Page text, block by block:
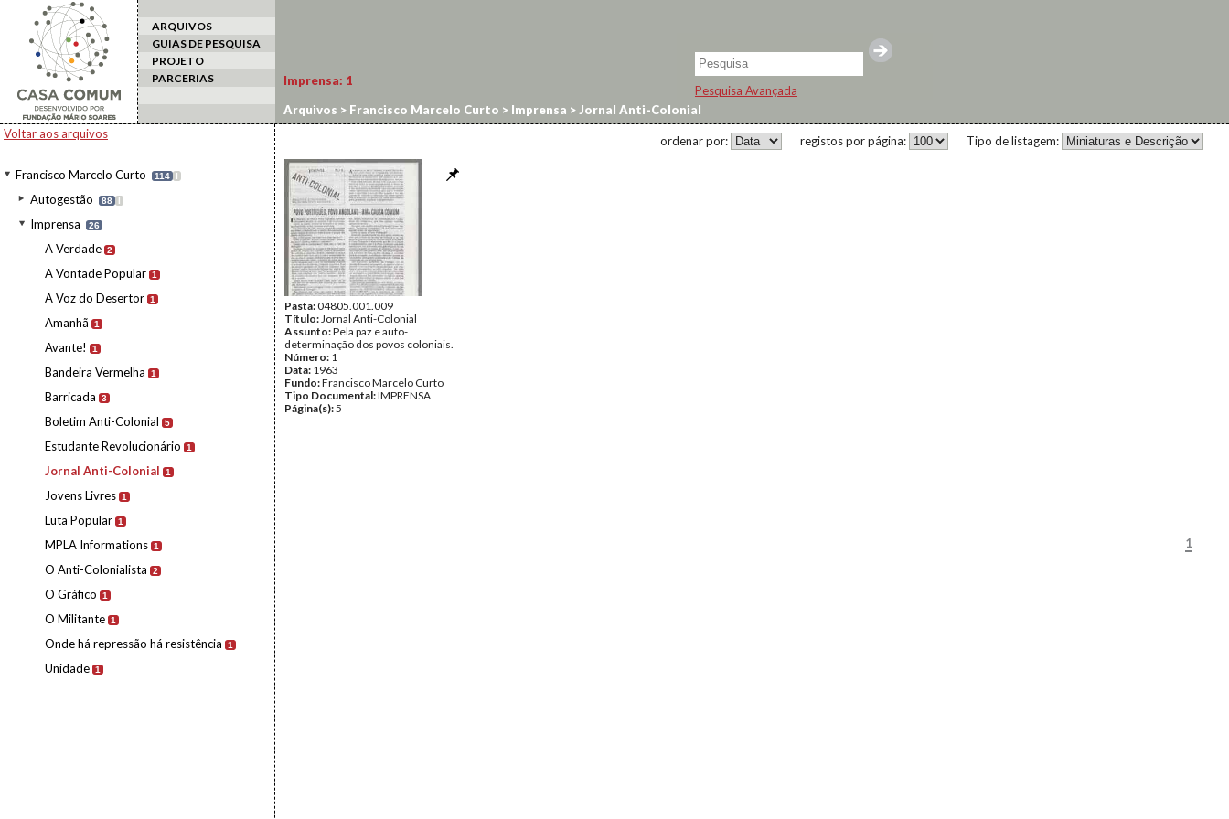
ARQUIVOS
GUIAS DE PESQUISA
PROJETO
PARCERIAS
Pesquisa Avançada
Voltar aos arquivos
Francisco Marcelo Curto 114 I
Autogestão 88 I
Imprensa 26
A Verdade 2
A Vontade Popular 1
A Voz do Desertor 1
Amanhã 1
Avante! 1
Bandeira Vermelha 1
Barricada 3
Boletim Anti-Colonial 5
Estudante Revolucionário 1
Jornal Anti-Colonial 1
Jovens Livres 1
Luta Popular 1
MPLA Informations 1
O Anti-Colonialista 2
O Gráfico 1
O Militante 1
Onde há repressão há resistência 1
Unidade 1
Imprensa: 1
Arquivos > Francisco Marcelo Curto > Imprensa > Jornal Anti-Colonial
Tipo de listagem:
registos por página:
ordenar por:
Pasta:04805.001.009
Título:Jornal Anti-Colonial
Assunto:Pela paz e auto-
determinação dos povos coloniais.
Número: 1
Data: 1963
Fundo:Francisco Marcelo Curto
Tipo Documental:IMPRENSA
Página(s):5
1